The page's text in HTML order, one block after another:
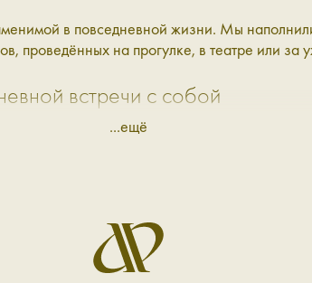
в повседневной жизни. Мы
проведённых на прогулке, в театре или за
встречи с собой
дополнительный внутренний карман
ведь главное то, что вы держите в
более спонтанных — чтобы не перегружать
...ещё